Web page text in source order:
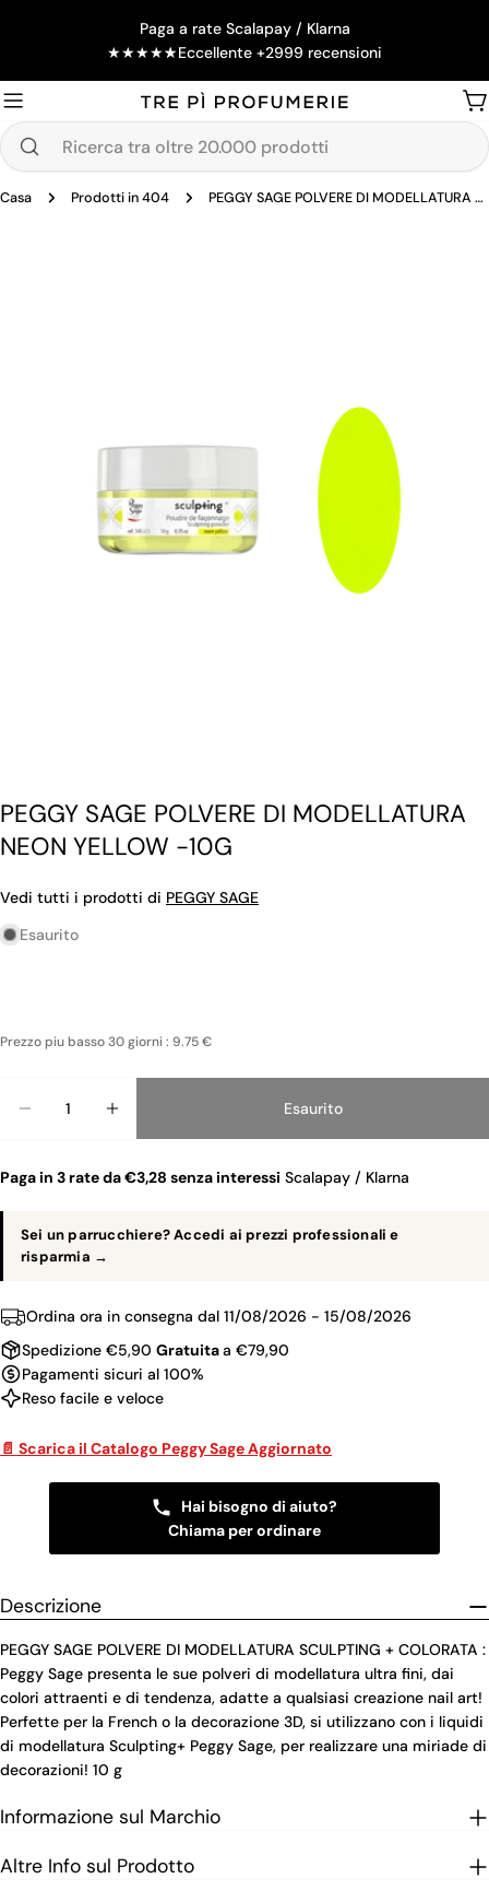
Paga a rate Scalapay / Klarna
★★★★★Eccellente +2999 recensioni
Ricerca
oltre
Casa Prodotti in 404 PEGGY SAGE POLVERE DI MODELLATURA NEON YELLOW -10G
supporto 0 in modalità modale
PEGGY SAGE POLVERE DI MODELLATURA
NEON YELLOW -10G
Vedi tutti i prodotti di PEGGY SAGE
Esaurito
Prezzo piu basso 30 giorni : 9.75 €
Esaurito
Paga in 3 rate da €3,28 senza interessi Scalapay / Klarna
Sei un parrucchiere? Accedi ai prezzi professionali e
risparmia →
Ordina ora in consegna dal 11/08/2026 - 15/08/2026
Spedizione €5,90 Gratuitaa €79,90
Pagamenti sicuri al 100%
Reso facile e veloce
📄 Scarica il Catalogo Peggy Sage Aggiornato
Hai bisogno di aiuto?
Chiama per ordinare
Descrizione
PEGGY SAGE POLVERE DI MODELLATURA SCULPTING + COLORATA :
Peggy Sage presenta le sue polveri di modellatura ultra fini, dai
colori attraenti e di tendenza, adatte a qualsiasi creazione nail art!
Perfette per la French o la decorazione 3D, si utilizzano con i liquidi
di modellatura Sculpting+ Peggy Sage, per realizzare una miriade di
decorazioni! 10 g
Informazione sul Marchio
Altre Info sul Prodotto